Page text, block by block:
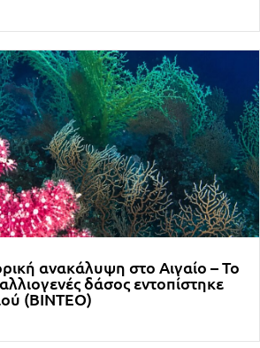
ανακάλυψη στο Αιγαίο – Το
δάσος εντοπίστηκε
(ΒΙΝΤΕΟ)